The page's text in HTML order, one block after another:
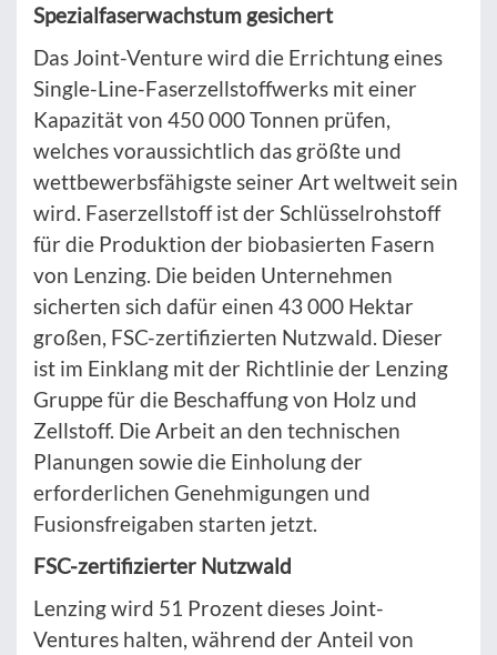
Spezialfaserwachstum gesichert
Das Joint-Venture wird die Errichtung eines
Single-Line-Faserzellstoffwerks mit einer
Kapazität von 450 000 Tonnen prüfen,
welches voraussichtlich das größte und
wettbewerbsfähigste seiner Art weltweit sein
wird. Faserzellstoff ist der Schlüsselrohstoff
für die Produktion der biobasierten Fasern
von Lenzing. Die beiden Unternehmen
sicherten sich dafür einen 43 000 Hektar
großen, FSC-zertifizierten Nutzwald. Dieser
ist im Einklang mit der Richtlinie der Lenzing
Gruppe für die Beschaffung von Holz und
Zellstoff. Die Arbeit an den technischen
Planungen sowie die Einholung der
erforderlichen Genehmigungen und
Fusionsfreigaben starten jetzt.
FSC-zertifizierter Nutzwald
Lenzing wird 51 Prozent dieses Joint-
Ventures halten, während der Anteil von